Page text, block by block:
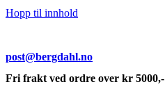
Hopp til innhold
post@bergdahl.no
Fri frakt ved ordre over kr 5000,-